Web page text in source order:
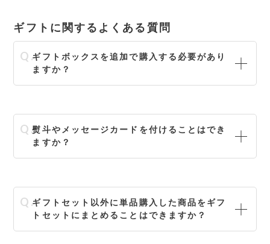
ギフトに関するよくある質問
ギフトボックスを追加で購入する必要があり
ますか？
熨斗やメッセージカードを付けることはでき
ますか？
ギフトセット以外に単品購入した商品をギフ
トセットにまとめることはできますか？